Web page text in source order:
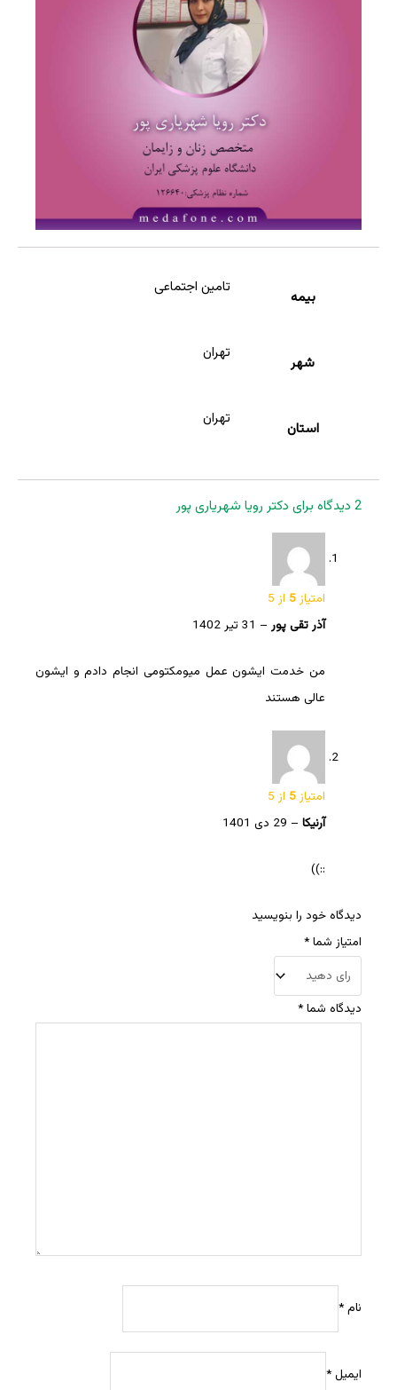
بیمه
تامین اجتماعی
شهر
تهران
استان
تهران
2 دیدگاه برای دکتر رویا شهریاری پور
امتیاز5 از 5
آذر تقی پور – 31 تیر 1402
من خدمت ایشون عمل میومکتومی انجام دادم و ایشون
عالی هستند
امتیاز5 از 5
آرنیکا – 29 دی 1401
::))
دیدگاه خود را بنویسید
امتیاز شما*
دیدگاه شما*
نام*
ایمیل*